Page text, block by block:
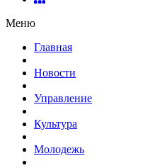
Меню
Главная
Новости
Управление
Культура
Молодежь